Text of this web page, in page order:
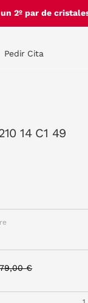
2º par de
Pedir Cita
14 C1 49
79,00 €